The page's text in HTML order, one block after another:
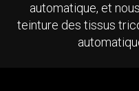
automatique, et
teinture des tissus